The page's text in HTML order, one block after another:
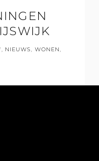
, NIEUWS, WONEN,